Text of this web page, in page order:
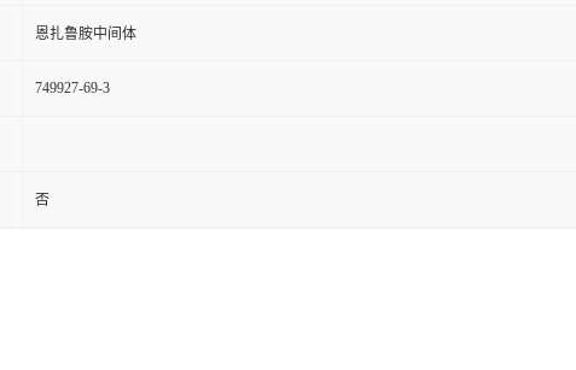
恩扎鲁胺中间体
749927-69-3
否